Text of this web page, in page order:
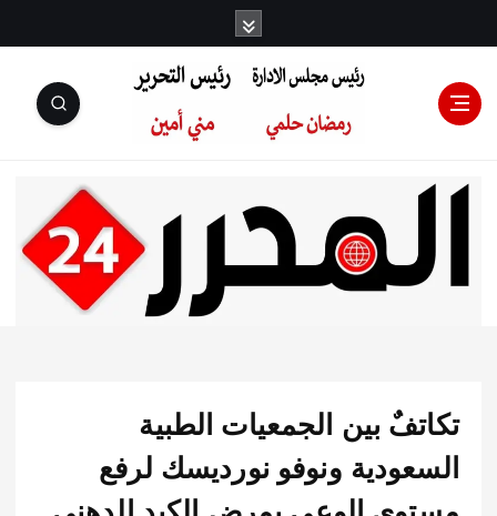
رئيس مجلس
الإدارة: رمضان
التحرير:مني أمين
بين الجمعيات الطبية
ونوفو نورديسك لرفع